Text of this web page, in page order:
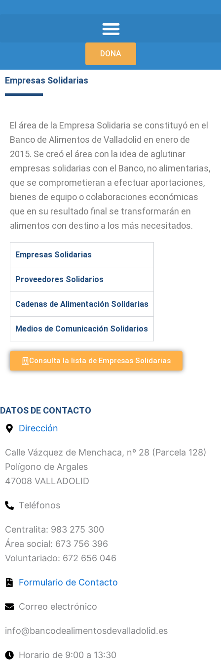
DONA
Empresas Solidarias
El área de la Empresa Solidaria se constituyó en el
Banco de Alimentos de Valladolid en enero de
2015. Se creó el área con la idea de aglutinar
empresas solidarias con el Banco, no alimentarias,
que se comprometieran a efectuar aportaciones,
bienes de equipo o colaboraciones económicas
que en su resultado final se transformarán en
alimentos con destino a los más necesitados.
Empresas Solidarias
Proveedores Solidarios
Cadenas de Alimentación Solidarias
Medios de Comunicación Solidarios
Consulta la lista de Empresas Solidarias
DATOS DE CONTACTO
Dirección
Calle Vázquez de Menchaca, nº 28 (Parcela 128)
Polígono de Argales
47008 VALLADOLID
Teléfonos
Centralita: 983 275 300
Área social: 673 756 396
Voluntariado: 672 656 046
Formulario de Contacto
Correo electrónico
info@bancodealimentosdevalladolid.es
Horario de 9:00 a 13:30